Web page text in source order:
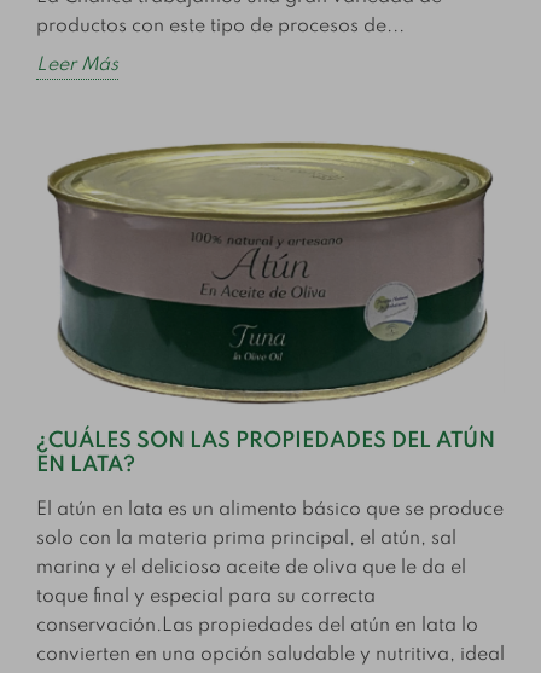
productos con este tipo de procesos de...
Leer Más
¿CUÁLES SON LAS PROPIEDADES DEL ATÚN
EN LATA?
El atún en lata es un alimento básico que se produce
solo con la materia prima principal, el atún, sal
marina y el delicioso aceite de oliva que le da el
toque final y especial para su correcta
conservación.Las propiedades del atún en lata lo
convierten en una opción saludable y nutritiva, ideal